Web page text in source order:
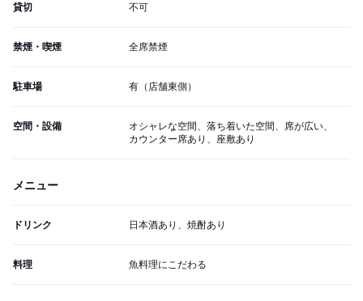
貸切 不可
禁煙・喫煙 全席禁煙
駐車場 有（店舗東側）
空間・設備
オシャレな空間、落ち着いた空間、席が広い、
カウンター席あり、座敷あり
メニュー
ドリンク 日本酒あり、焼酎あり
料理 魚料理にこだわる